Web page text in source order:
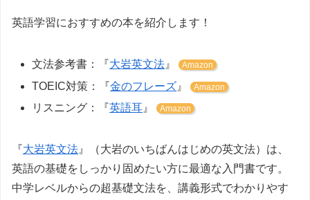
英語学習におすすめの本を紹介します！
文法参考書：『大岩英文法』 Amazon
TOEIC対策：『金のフレーズ 』 Amazon
リスニング：『英語耳 』 Amazon
『大岩英文法 』（大岩のいちばんはじめの英文法）は、
英語の基礎をしっかり固めたい方に最適な入門書です。
中学レベルからの超基礎文法を、講義形式でわかりやす